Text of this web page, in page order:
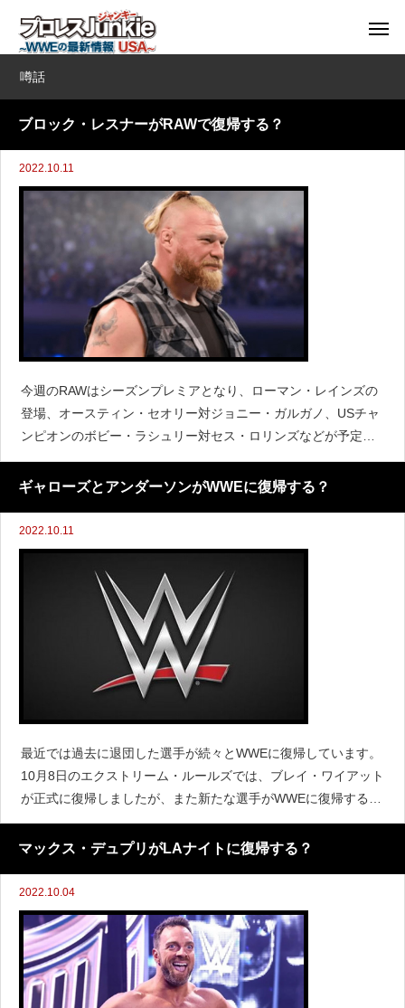
噂話
ブロック・レスナーがRAWで復帰する？
2022.10.11
今週のRAWはシーズンプレミアとなり、ローマン・レインズの
登場、オースティン・セオリー対ジョニー・ガルガノ、USチャ
ンピオンのボビー・ラシュリー対セス・ロリンズなどが予定さ
れています。DジェネレーションXの25周年記念も予定されてお
り、『Fightful』によると、トリプルH、ショーン・マイ
ギャローズとアンダーソンがWWEに復帰する？
2022.10.11
最近では過去に退団した選手が続々とWWEに復帰しています。
10月8日のエクストリーム・ルールズでは、ブレイ・ワイアット
が正式に復帰しましたが、また新たな選手がWWEに復帰する可
能性があるようです。『PWInsider』によると、ドク・ギャロー
ズとカール・アンダーソンのグッド・ブラザー
マックス・デュプリがLAナイトに復帰する？
2022.10.04